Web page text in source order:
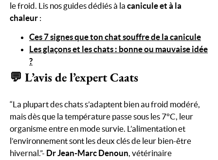
le froid. Lis nos guides dédiés à la canicule et à la
chaleur :
Ces 7 signes que ton chat souffre de la canicule
Les glaçons et les chats : bonne ou mauvaise idée
?
💬 L’avis de l’expert Caats
“La plupart des chats s’adaptent bien au froid modéré,
mais dès que la température passe sous les 7°C, leur
organisme entre en mode survie. L’alimentation et
l’environnement sont les deux clés de leur bien-être
hivernal.”- Dr Jean-Marc Denoun, vétérinaire